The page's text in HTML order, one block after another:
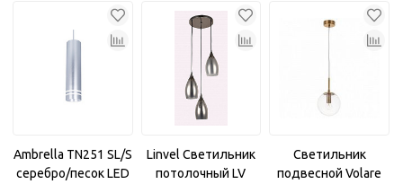
Ambrella TN251 SL/S
серебро/песок LED
Linvel Светильник
потолочный LV
Светильник
подвесной Volare